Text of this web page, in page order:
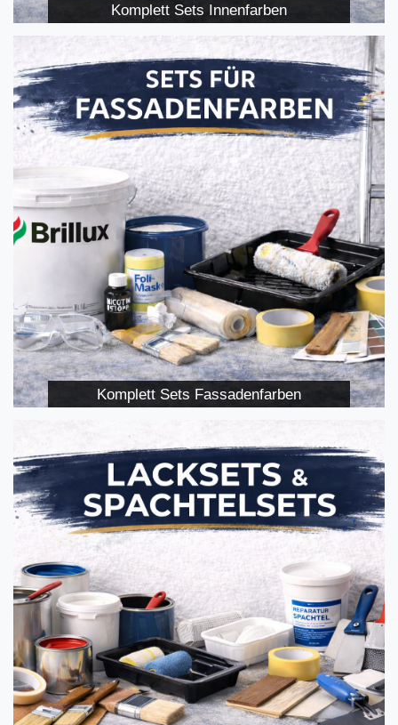
Komplett Sets Innenfarben
Komplett Sets Fassadenfarben